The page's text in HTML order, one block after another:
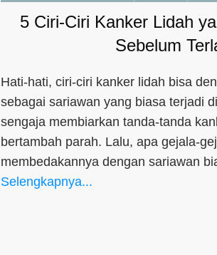
5 Ciri-Ciri Kanker Lidah
Sebelum
Hati-hati, ciri-ciri kanker lidah bisa
sebagai sariawan yang biasa terjadi
sengaja membiarkan tanda-tanda
bertambah parah. Lalu, apa gejala-
membedakannya dengan sariawan
Selengkapnya...